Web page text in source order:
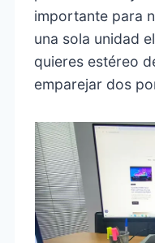
importante para
una sola unidad
quieres estéreo
emparejar dos